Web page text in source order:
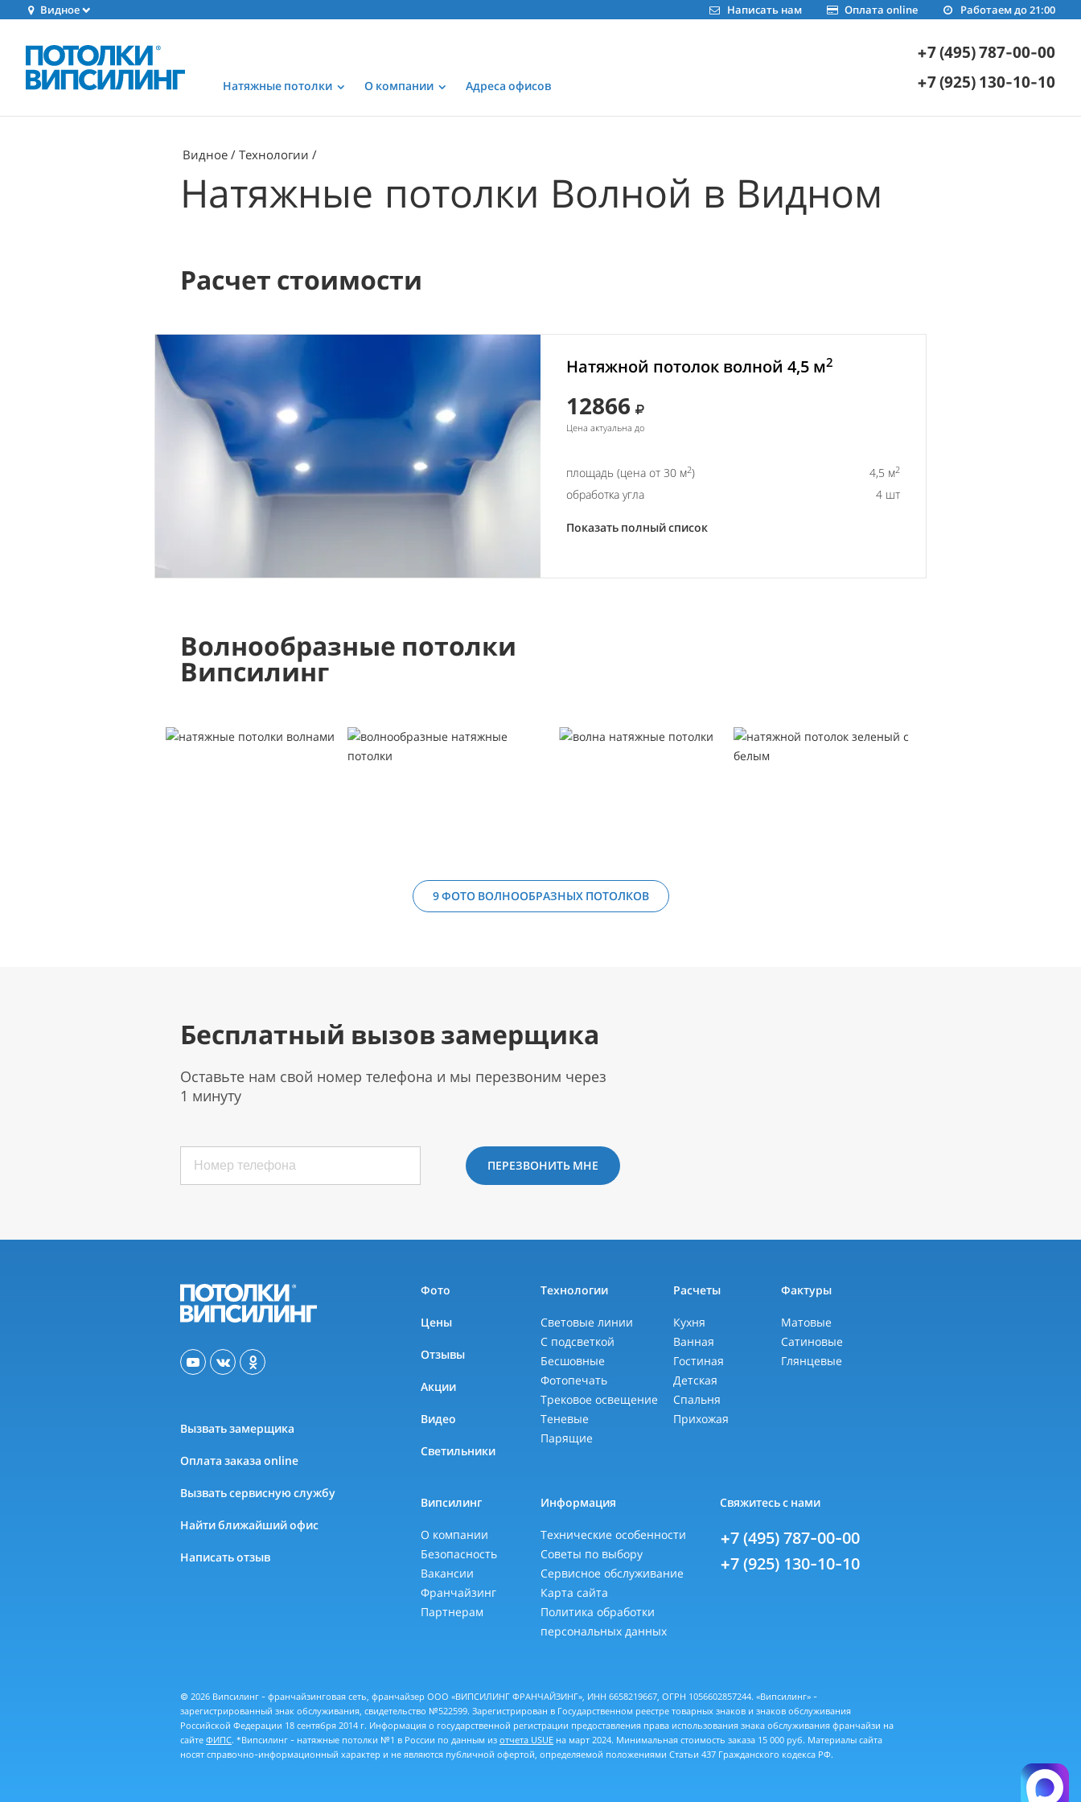
Видное Работаем до 21:00
Оплата online
Написать нам
Натяжные потолки О компании Адреса офисов
+7 (495) 787-00-00
+7 (925) 130-10-10
Видное Технологии
Натяжные потолки Волной в Видном
Расчет стоимости
Натяжной потолок волной 4,5 м2
12866
Цена актуальна до
площадь (цена от 30 м2) 4,5 м2
обработка угла 4 шт
Показать полный список
Волнообразные потолки
Випсилинг
9 ФОТО ВОЛНООБРАЗНЫХ ПОТОЛКОВ
Бесплатный вызов замерщика
Оставьте нам свой номер телефона и мы перезвоним через
1 минуту
ПЕРЕЗВОНИТЬ МНЕ
Вызвать замерщика
Оплата заказа online
Вызвать сервисную службу
Найти ближайший офис
Написать отзыв
Фото
Цены
Отзывы
Акции
Видео
Светильники
Технологии
Световые линии
С подсветкой
Бесшовные
Фотопечать
Трековое освещение
Теневые
Парящие
Расчеты
Кухня
Ванная
Гостиная
Детская
Спальня
Прихожая
Фактуры
Матовые
Сатиновые
Глянцевые
Випсилинг
О компании
Безопасность
Вакансии
Франчайзинг
Партнерам
Информация
Технические особенности
Советы по выбору
Сервисное обслуживание
Карта сайта
Политика обработки
персональных данных
Свяжитесь с нами
+7 (495) 787-00-00
+7 (925) 130-10-10
© 2026 Випсилинг - франчайзинговая сеть, франчайзер ООО «ВИПСИЛИНГ ФРАНЧАЙЗИНГ», ИНН 6658219667, ОГРН 1056602857244. «Випсилинг» -
зарегистрированный знак обслуживания, свидетельство №522599. Зарегистрирован в Государственном реестре товарных знаков и знаков обслуживания
Российской Федерации 18 сентября 2014 г. Информация о государственной регистрации предоставления права использования знака обслуживания франчайзи на
сайте ФИПС. *Випсилинг - натяжные потолки №1 в России по данным из отчета USUE на март 2024. Минимальная стоимость заказа 15 000 руб. Материалы сайта
носят справочно-информационный характер и не являются публичной офертой, определяемой положениями Статьи 437 Гражданского кодекса РФ.